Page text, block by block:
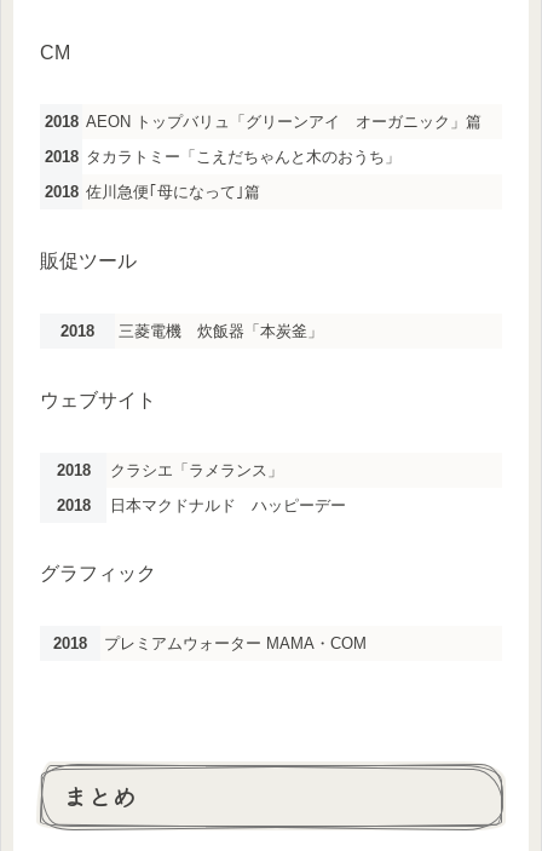
CM
2018 AEON トップバリュ「グリーンアイ オーガニック」篇
2018 タカラトミー「こえだちゃんと木のおうち」
2018 佐川急便｢母になって｣篇
販促ツール
2018 三菱電機 炊飯器「本炭釜」
ウェブサイト
2018
クラシエ「ラメランス」
2018
日本マクドナルド ハッピーデー
グラフィック
2018 プレミアムウォーター MAMA・COM
まとめ